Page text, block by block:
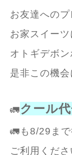
お友達へのプ
お家スイーツ
オトギデボ
是非この機会
🚛クール
🚛も 8/29まで
ご利用くださ